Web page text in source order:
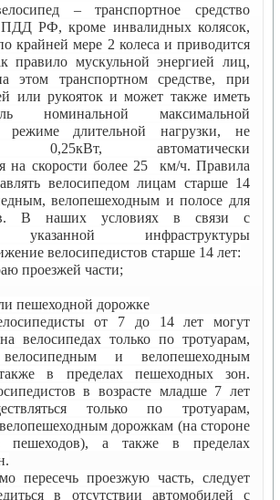
– транспортное средство
ПДД РФ, кроме инвалидных колясок,
крайней мере 2 колеса и приводится
правило мускульной энергией лиц,
этом транспортном средстве, при
или рукояток и может также иметь
номинальной максимальной
длительной нагрузки, не
0,25кВт, автоматически
на скорости более 25 км/ч. Правила
велосипедом лицам старше 14
велопешеходным и полосе для
В наших условиях в связи с
указанной инфраструктуры
велосипедистов старше 14 лет:
проезжей части;
пешеходной дорожке
от 7 до 14 лет могут
велосипедах только по тротуарам,
и велопешеходным
в пределах пешеходных зон.
в возрасте младше 7 лет
только по тротуарам,
дорожкам (на стороне
пешеходов), а также в пределах
пересечь проезжую часть, следует
в отсутствии автомобилей с